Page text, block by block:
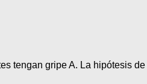
tengan gripe A. La hipótesis